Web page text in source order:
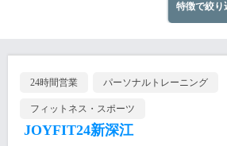
特徴で絞り
24時間営業 パーソナルトレーニング
フィットネス・スポーツ
JOYFIT24新深江